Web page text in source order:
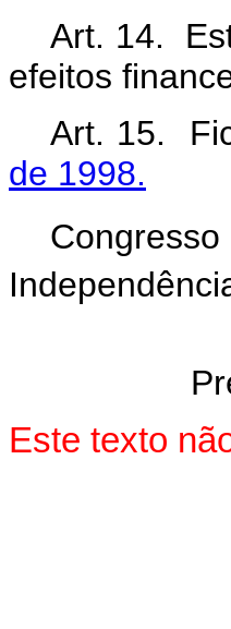
Art. 14.
efeitos
Art. 15.
de 1998.
Este texto